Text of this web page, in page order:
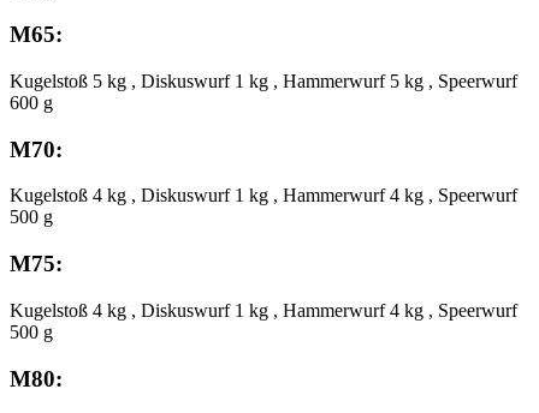
M65:
Kugelstoß 5 kg , Diskuswurf 1 kg , Hammerwurf 5 kg , Speerwurf
600 g
M70:
Kugelstoß 4 kg , Diskuswurf 1 kg , Hammerwurf 4 kg , Speerwurf
500 g
M75:
Kugelstoß 4 kg , Diskuswurf 1 kg , Hammerwurf 4 kg , Speerwurf
500 g
M80: